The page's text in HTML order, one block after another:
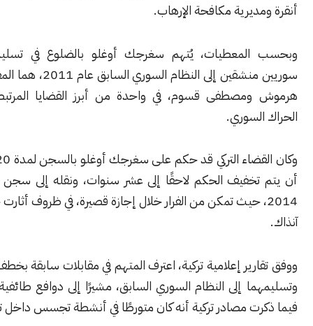
مكافحة الإرهاب.
يُتهم سغرجك أوغلو بالضلوع في تسليم ضابطين
سوريين منشقين إلى النظام السوري السابق عام 2011، هما المقدم حسين
قسوم، في واحدة من أبرز القضايا المرتبطة ببدايات
وكان القضاء التركي قد حكم على سغرجك أوغلو بالسجن لمدة 20 عامًا، قبل
الحكم لاحقًا إلى عشر سنوات، ونقله إلى سجن مفتوح عام
حيث تمكن من الفرار خلال إجازة قصيرة، في ظروف أثارت جدلًا واسعًا
إعلامية تركية، اعترف المتهم في مقابلات سابقة بخطف الضابطين
إلى النظام السوري السابق، مشيرًا إلى دوافع طائفية وراء ذلك،
مصادر تركية أنه كان متورطًا في أنشطة تجسس داخل تركيا.